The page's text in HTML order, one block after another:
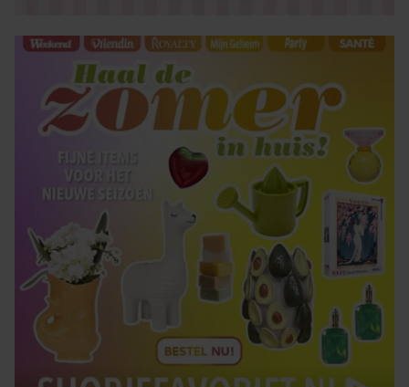
verzameld op basis van uw gebruik van hun services. U
gaat akkoord met onze cookies als u onze website blijft
gebruiken.